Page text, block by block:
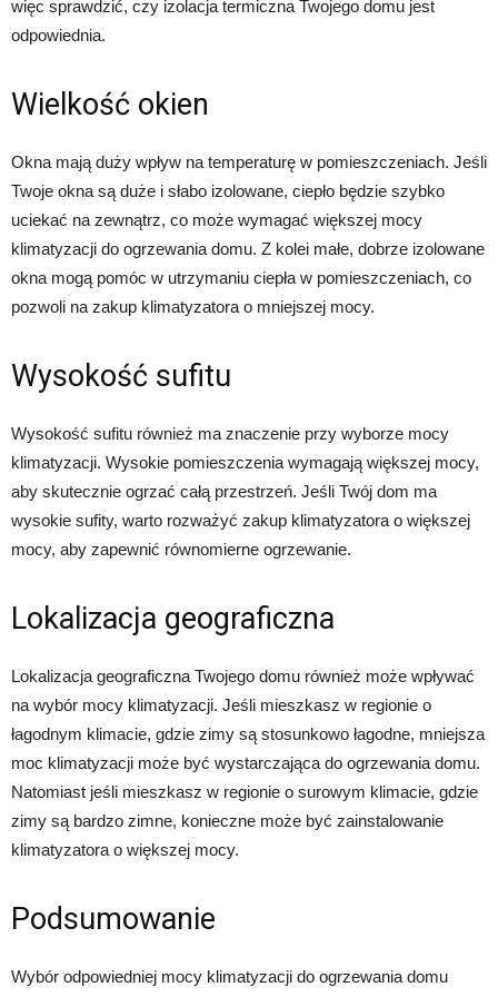
więc sprawdzić, czy izolacja termiczna Twojego domu jest
odpowiednia.
Wielkość okien
Okna mają duży wpływ na temperaturę w pomieszczeniach. Jeśli
Twoje okna są duże i słabo izolowane, ciepło będzie szybko
uciekać na zewnątrz, co może wymagać większej mocy
klimatyzacji do ogrzewania domu. Z kolei małe, dobrze izolowane
okna mogą pomóc w utrzymaniu ciepła w pomieszczeniach, co
pozwoli na zakup klimatyzatora o mniejszej mocy.
Wysokość sufitu
Wysokość sufitu również ma znaczenie przy wyborze mocy
klimatyzacji. Wysokie pomieszczenia wymagają większej mocy,
aby skutecznie ogrzać całą przestrzeń. Jeśli Twój dom ma
wysokie sufity, warto rozważyć zakup klimatyzatora o większej
mocy, aby zapewnić równomierne ogrzewanie.
Lokalizacja geograficzna
Lokalizacja geograficzna Twojego domu również może wpływać
na wybór mocy klimatyzacji. Jeśli mieszkasz w regionie o
łagodnym klimacie, gdzie zimy są stosunkowo łagodne, mniejsza
moc klimatyzacji może być wystarczająca do ogrzewania domu.
Natomiast jeśli mieszkasz w regionie o surowym klimacie, gdzie
zimy są bardzo zimne, konieczne może być zainstalowanie
klimatyzatora o większej mocy.
Podsumowanie
Wybór odpowiedniej mocy klimatyzacji do ogrzewania domu